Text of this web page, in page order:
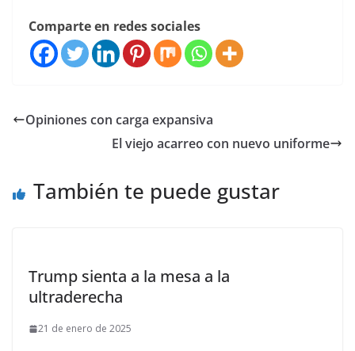
Comparte en redes sociales
Opiniones con carga expansiva
El viejo acarreo con nuevo uniforme
También te puede gustar
Trump sienta a la mesa a la
ultraderecha
21 de enero de 2025